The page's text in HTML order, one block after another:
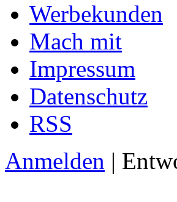
Werbekunden
Mach mit
Impressum
Datenschutz
RSS
Anmelden |